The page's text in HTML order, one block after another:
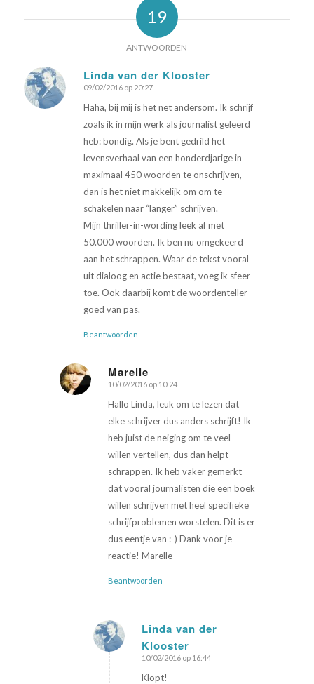
19
ANTWOORDEN
Linda van der Klooster
zegt:
09/02/2016 op 20:27
Haha, bij mij is het net andersom. Ik schrijf
zoals ik in mijn werk als journalist geleerd
heb: bondig. Als je bent gedrild het
levensverhaal van een honderdjarige in
maximaal 450 woorden te onschrijven,
dan is het niet makkelijk om om te
schakelen naar “langer” schrijven.
Mijn thriller-in-wording leek af met
50.000 woorden. Ik ben nu omgekeerd
aan het schrappen. Waar de tekst vooral
uit dialoog en actie bestaat, voeg ik sfeer
toe. Ook daarbij komt de woordenteller
goed van pas.
Beantwoorden
Marelle
zegt:
10/02/2016 op 10:24
Hallo Linda, leuk om te lezen dat
elke schrijver dus anders schrijft! Ik
heb juist de neiging om te veel
willen vertellen, dus dan helpt
schrappen. Ik heb vaker gemerkt
dat vooral journalisten die een boek
willen schrijven met heel specifieke
schrijfproblemen worstelen. Dit is er
dus eentje van :-) Dank voor je
reactie! Marelle
Beantwoorden
Linda van der
Klooster
zegt:
10/02/2016 op 16:44
Klopt!